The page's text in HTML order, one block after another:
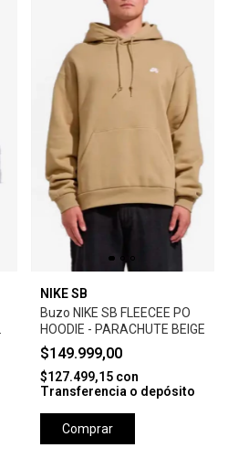
NIKE SB
Buzo NIKE SB FLEECEE PO
HOODIE - PARACHUTE BEIGE
$149.999,00
$127.499,15 con
Transferencia o depósito
Comprar